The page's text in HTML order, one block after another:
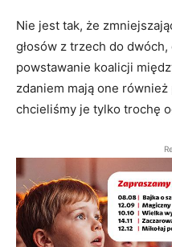
Nie jest tak, że
głosów z trzech do
powstawanie koalicji
zdaniem mają one
chcieliśmy je tylko trochę